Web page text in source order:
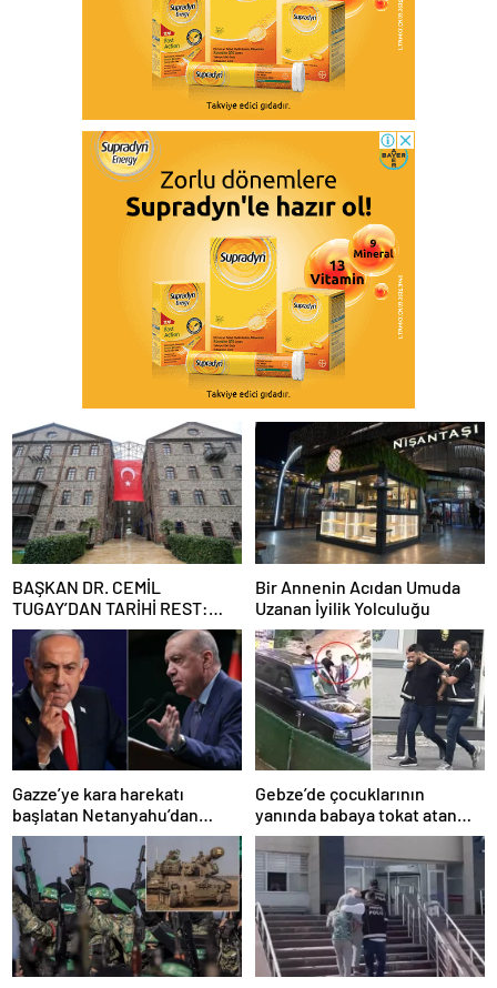
BAŞKAN DR. CEMİL
TUGAY’DAN TARİHİ REST:
“İZMİR’İN MALINA
ÇÖKTÜRMEM, HALKIN
HAKKINI KİMSEYE
YEDİRMEM!”
Bir Annenin Acıdan Umuda
Uzanan İyilik Yolculuğu
Gazze’ye kara harekatı
başlatan Netanyahu’dan
Erdoğan’a küstah sözler
Gebze’de çocuklarının
yanında babaya tokat atan
sürücü tutuklandı